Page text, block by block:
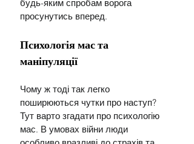
будь-яким спробам ворога
просунутись вперед.
Психологія мас та
маніпуляції
Чому ж тоді так легко
поширюються чутки про наступ?
Тут варто згадати про психологію
мас. В умовах війни люди